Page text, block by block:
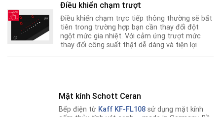
Điều khiển chạm trượt
Điều khiển chạm trực tiếp thông thường sẽ bất
tiên trong trường hợp bạn cần thay đổi đột
ngột mức gia nhiệt. Với cảm ứng trượt mức
thay đổi công suất thật dễ dàng và tiện lợi
Mặt kính Schott Ceran
Bếp điện từ Kaff KF-FL108 sử dụng mặt kính